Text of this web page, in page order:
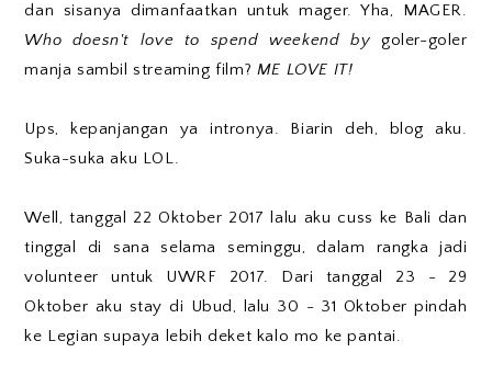
dan sisanya dimanfaatkan untuk mager. Yha, MAGER.
Who doesn't love to spend weekend by goler-goler
manja sambil streaming film? ME LOVE IT!
Ups, kepanjangan ya intronya. Biarin deh, blog aku.
Suka-suka aku LOL.
Well, tanggal 22 Oktober 2017 lalu aku cuss ke Bali dan
tinggal di sana selama seminggu, dalam rangka jadi
volunteer untuk UWRF 2017. Dari tanggal 23 - 29
Oktober aku stay di Ubud, lalu 30 - 31 Oktober pindah
ke Legian supaya lebih deket kalo mo ke pantai.